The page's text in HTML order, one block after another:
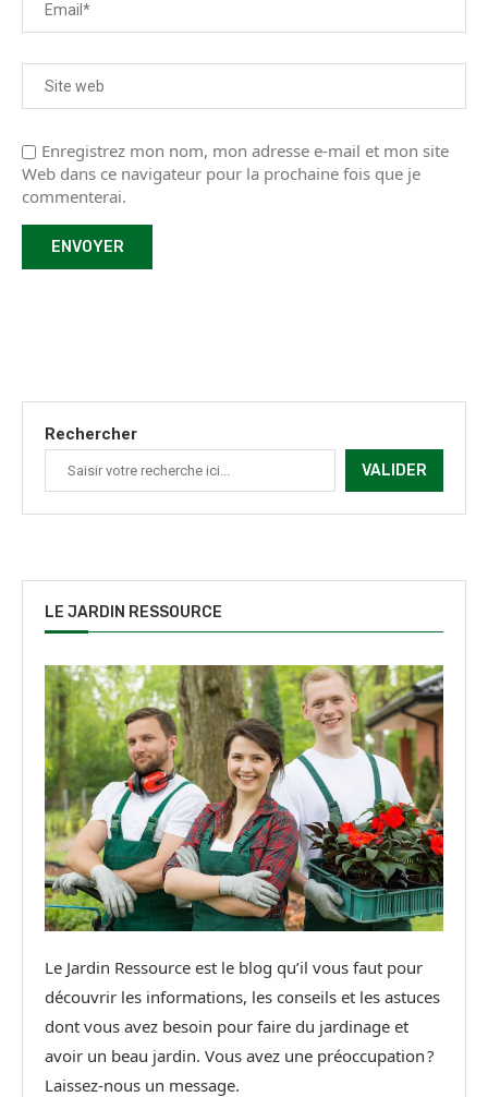
Enregistrez mon nom, mon adresse e-mail et mon site
Web dans ce navigateur pour la prochaine fois que je
commenterai.
Rechercher
VALIDER
LE JARDIN RESSOURCE
Le Jardin Ressource est le blog qu’il vous faut pour
découvrir les informations, les conseils et les astuces
dont vous avez besoin pour faire du jardinage et
avoir un beau jardin. Vous avez une préoccupation ?
Laissez-nous un message.